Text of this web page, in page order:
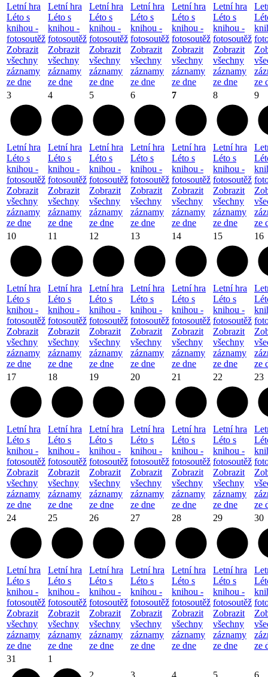
Letní hra
Léto s
knihou -
fotosoutěž
Zobrazit
všechny
záznamy
ze dne
Letní hra
Léto s
knihou -
fotosoutěž
Zobrazit
všechny
záznamy
ze dne
Letní hra
Léto s
knihou -
fotosoutěž
Zobrazit
všechny
záznamy
ze dne
Letní hra
Léto s
knihou -
fotosoutěž
Zobrazit
všechny
záznamy
ze dne
Letní hra
Léto s
knihou -
fotosoutěž
Zobrazit
všechny
záznamy
ze dne
Letní hra
Léto s
knihou -
fotosoutěž
Zobrazit
všechny
záznamy
ze dne
ze
3
Letní hra
Léto s
knihou -
fotosoutěž
Zobrazit
všechny
záznamy
ze dne
4
Letní hra
Léto s
knihou -
fotosoutěž
Zobrazit
všechny
záznamy
ze dne
5
Letní hra
Léto s
knihou -
fotosoutěž
Zobrazit
všechny
záznamy
ze dne
6
Letní hra
Léto s
knihou -
fotosoutěž
Zobrazit
všechny
záznamy
ze dne
7
Letní hra
Léto s
knihou -
fotosoutěž
Zobrazit
všechny
záznamy
ze dne
8
Letní hra
Léto s
knihou -
fotosoutěž
Zobrazit
všechny
záznamy
ze dne
9
ze
10
Letní hra
Léto s
knihou -
fotosoutěž
Zobrazit
všechny
záznamy
ze dne
11
Letní hra
Léto s
knihou -
fotosoutěž
Zobrazit
všechny
záznamy
ze dne
12
Letní hra
Léto s
knihou -
fotosoutěž
Zobrazit
všechny
záznamy
ze dne
13
Letní hra
Léto s
knihou -
fotosoutěž
Zobrazit
všechny
záznamy
ze dne
14
Letní hra
Léto s
knihou -
fotosoutěž
Zobrazit
všechny
záznamy
ze dne
15
Letní hra
Léto s
knihou -
fotosoutěž
Zobrazit
všechny
záznamy
ze dne
16
ze
17
Letní hra
Léto s
knihou -
fotosoutěž
Zobrazit
všechny
záznamy
ze dne
18
Letní hra
Léto s
knihou -
fotosoutěž
Zobrazit
všechny
záznamy
ze dne
19
Letní hra
Léto s
knihou -
fotosoutěž
Zobrazit
všechny
záznamy
ze dne
20
Letní hra
Léto s
knihou -
fotosoutěž
Zobrazit
všechny
záznamy
ze dne
21
Letní hra
Léto s
knihou -
fotosoutěž
Zobrazit
všechny
záznamy
ze dne
22
Letní hra
Léto s
knihou -
fotosoutěž
Zobrazit
všechny
záznamy
ze dne
23
ze
24
Letní hra
Léto s
knihou -
fotosoutěž
Zobrazit
všechny
záznamy
ze dne
25
Letní hra
Léto s
knihou -
fotosoutěž
Zobrazit
všechny
záznamy
ze dne
26
Letní hra
Léto s
knihou -
fotosoutěž
Zobrazit
všechny
záznamy
ze dne
27
Letní hra
Léto s
knihou -
fotosoutěž
Zobrazit
všechny
záznamy
ze dne
28
Letní hra
Léto s
knihou -
fotosoutěž
Zobrazit
všechny
záznamy
ze dne
29
Letní hra
Léto s
knihou -
fotosoutěž
Zobrazit
všechny
záznamy
ze dne
30
ze
31
1
2 3 4 5 6